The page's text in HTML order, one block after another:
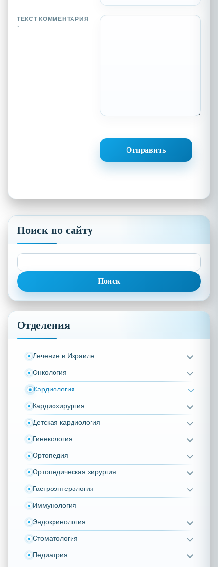
Поиск по сайту
Найти:
Отделения
Лечение в Израиле
Онкология
Кардиология
Кардиохирургия
Детская кардиология
Гинекология
Ортопедия
Ортопедическая хирургия
Гастроэнтерология
Иммунология
Эндокринология
Стоматология
Педиатрия
ТЕКСТ КОММЕНТАРИЯ
*